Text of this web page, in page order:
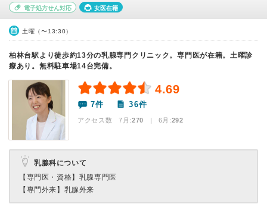
電子処方せん対応 女医在籍
土曜（〜13:30）
柏林台駅より徒歩約13分の乳腺専門クリニック。専門医が在籍。土曜診
療あり。無料駐車場14台完備。
4.69
7件 36件
アクセス数 7月:270 | 6月:292
乳腺科について
【専門医・資格】 乳腺専門医
【専門外来】 乳腺外来